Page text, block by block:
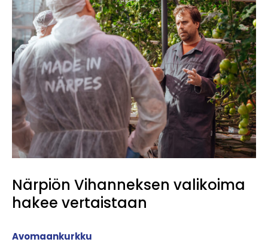
Närpiön Vihanneksen valikoima
hakee vertaistaan
Avomaankurkku